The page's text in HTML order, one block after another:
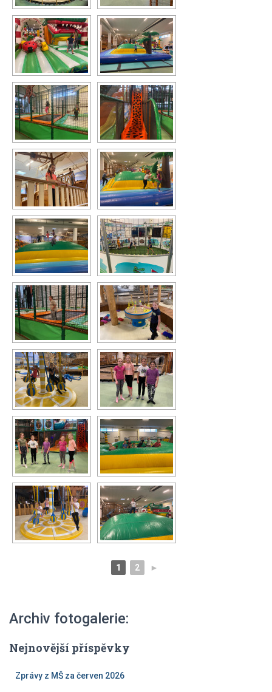
1 2 ►
Archiv fotogalerie:
Nejnovější příspěvky
Zprávy z MŠ za červen 2026